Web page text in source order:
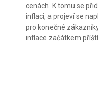
cenách. K tomu se
inflaci, a projeví se
pro konečné
inflace začátkem